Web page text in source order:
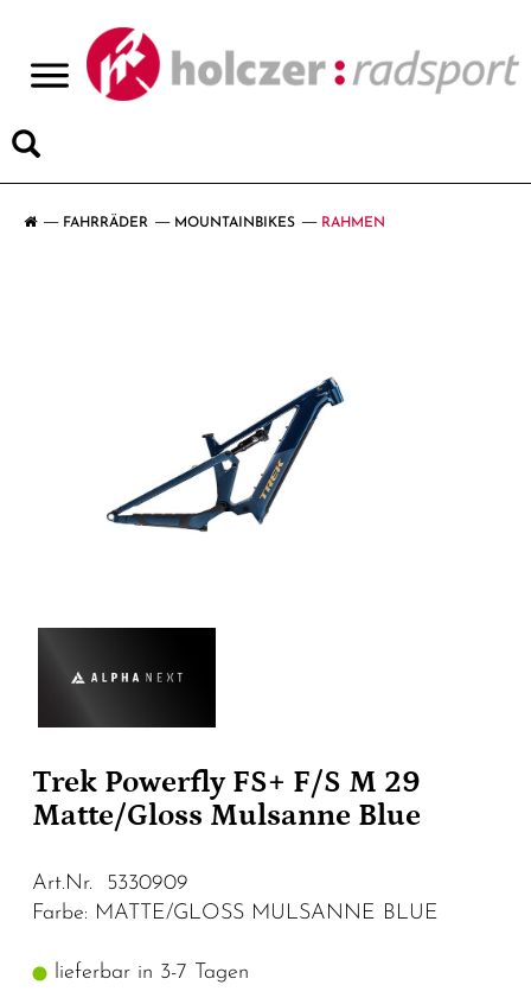
FAHRRÄDER MOUNTAINBIKES RAHMEN
Trek Powerfly FS+ F/S M 29
Matte/Gloss Mulsanne Blue
Art.Nr. 5330909
Farbe: MATTE/GLOSS MULSANNE BLUE
lieferbar in 3-7 Tagen